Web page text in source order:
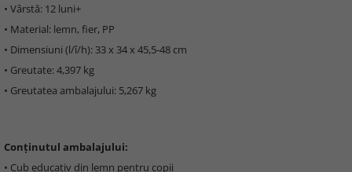
• Vârstă: 12 luni+
• Material: lemn, fier, PP
• Dimensiuni (l/î/h): 33 x 34 x 45,5-48 cm
• Greutate: 4,397 kg
• Greutatea ambalajului: 5,267 kg
Conținutul ambalajului:
• Cub educativ din lemn pentru copii